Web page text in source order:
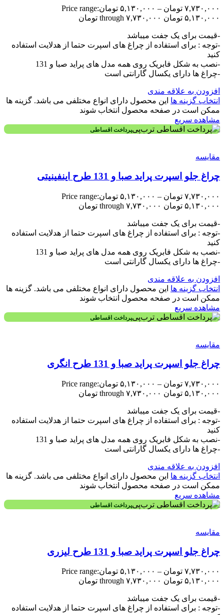
۷,۷۳۰,۰۰۰ تومان – ۵,۱۳۰,۰۰۰ تومانPrice range:
۵,۱۳۰,۰۰۰ تومان through ۷,۷۳۰,۰۰۰ تومان
-قیمت برای یک جفت میباشد
-توجه : برای استفاده از چراغ های اسپرت حتما از هدلایت استفاده
کنید
-نصب به شکل فابریک روی همه مدل های پراید صبا و 131
-چراغ ها دارای یکسال گارانتی است
افزودن به علاقه مندی
انتخاب گزینه ها این محصول دارای انواع مختلفی می باشد. گزینه ها
ممکن است در صفحه محصول انتخاب شوند
مشاهده سریع
پرداخت اقساطی
مقایسه
چراغ جلو اسپرت پراید صبا و 131 طرح اینفینیتی
۷,۷۳۰,۰۰۰ تومان – ۵,۱۳۰,۰۰۰ تومانPrice range:
۵,۱۳۰,۰۰۰ تومان through ۷,۷۳۰,۰۰۰ تومان
-قیمت برای یک جفت میباشد
-توجه : برای استفاده از چراغ های اسپرت حتما از هدلایت استفاده
کنید
-نصب به شکل فابریک روی همه مدل های پراید صبا و 131
-چراغ ها دارای یکسال گارانتی است
افزودن به علاقه مندی
انتخاب گزینه ها این محصول دارای انواع مختلفی می باشد. گزینه ها
ممکن است در صفحه محصول انتخاب شوند
مشاهده سریع
پرداخت اقساطی
مقایسه
چراغ جلو اسپرت پراید صبا و 131 طرح انگری
۷,۷۳۰,۰۰۰ تومان – ۵,۱۳۰,۰۰۰ تومانPrice range:
۵,۱۳۰,۰۰۰ تومان through ۷,۷۳۰,۰۰۰ تومان
-قیمت برای یک جفت میباشد
-توجه : برای استفاده از چراغ های اسپرت حتما از هدلایت استفاده
کنید
-نصب به شکل فابریک روی همه مدل های پراید صبا و 131
-چراغ ها دارای یکسال گارانتی است
افزودن به علاقه مندی
انتخاب گزینه ها این محصول دارای انواع مختلفی می باشد. گزینه ها
ممکن است در صفحه محصول انتخاب شوند
مشاهده سریع
پرداخت اقساطی
مقایسه
چراغ جلو اسپرت پراید صبا و 131 طرح لیزری
۷,۷۳۰,۰۰۰ تومان – ۵,۱۳۰,۰۰۰ تومانPrice range:
۵,۱۳۰,۰۰۰ تومان through ۷,۷۳۰,۰۰۰ تومان
-قیمت برای یک جفت میباشد
-توجه : برای استفاده از چراغ های اسپرت حتما از هدلایت استفاده